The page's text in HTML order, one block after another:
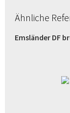
Ähnliche
(Bremen)
Emsländer DF